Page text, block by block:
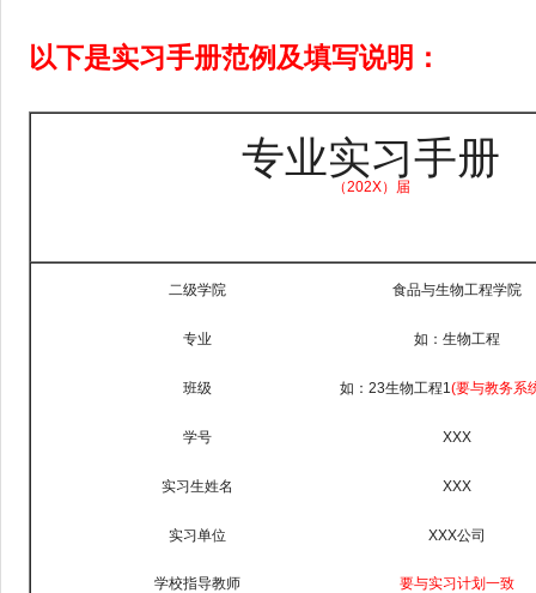
以下是实习手册范例及填写说明：
专业实习手册
（202X）届
二级学院 食品与生物工程学院
专业 如：生物工程
班级 如：23生物工程1(要与教务系
学号 XXX
实习生姓名 XXX
实习单位 XXX公司
学校指导教师 要与实习计划一致